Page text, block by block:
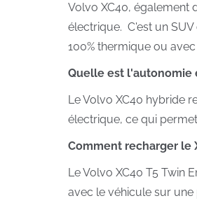
Volvo XC40, également
électrique. C'est un
100% thermique ou
Quelle est l'autonomie
Le Volvo XC40 hybride
électrique, ce qui
Comment recharger le
Le Volvo XC40 T5 Twin
avec le véhicule sur